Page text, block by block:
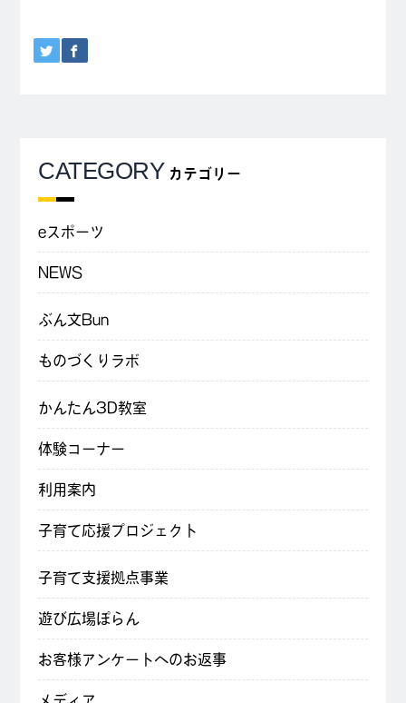
CATEGORY カテゴリー
eスポーツ
NEWS
ぶん文Bun
ものづくりラボ
かんたん3D教室
体験コーナー
利用案内
子育て応援プロジェクト
子育て支援拠点事業
遊び広場ぽらん
お客様アンケートへのお返事